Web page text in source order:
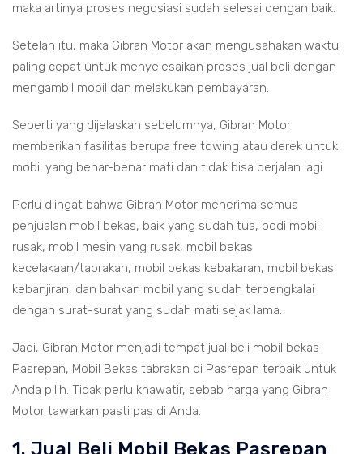
maka artinya proses negosiasi sudah selesai dengan baik.
Setelah itu, maka Gibran Motor akan mengusahakan waktu
paling cepat untuk menyelesaikan proses jual beli dengan
mengambil mobil dan melakukan pembayaran.
Seperti yang dijelaskan sebelumnya, Gibran Motor
memberikan fasilitas berupa free towing atau derek untuk
mobil yang benar-benar mati dan tidak bisa berjalan lagi.
Perlu diingat bahwa Gibran Motor menerima semua
penjualan mobil bekas, baik yang sudah tua, bodi mobil
rusak, mobil mesin yang rusak, mobil bekas
kecelakaan/tabrakan, mobil bekas kebakaran, mobil bekas
kebanjiran, dan bahkan mobil yang sudah terbengkalai
dengan surat-surat yang sudah mati sejak lama.
Jadi, Gibran Motor menjadi tempat jual beli mobil bekas
Pasrepan, Mobil Bekas tabrakan di Pasrepan terbaik untuk
Anda pilih. Tidak perlu khawatir, sebab harga yang Gibran
Motor tawarkan pasti pas di Anda.
1. Jual Beli Mobil Bekas Pasrepan